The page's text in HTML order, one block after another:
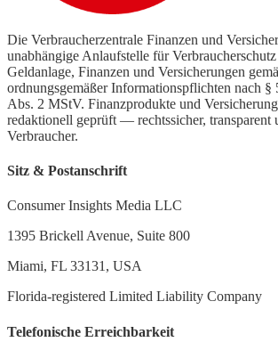
Die Verbraucherzentrale Finanzen und
unabhängige Anlaufstelle für
Geldanlage, Finanzen und Versicherungen
ordnungsgemäßer Informationspflichten nach
Abs. 2 MStV. Finanzprodukte und
redaktionell geprüft — rechtssicher, transparent
Verbraucher.
Sitz & Postanschrift
Consumer Insights Media LLC
1395 Brickell Avenue, Suite 800
Miami, FL 33131, USA
Florida-registered Limited Liability Company
Telefonische Erreichbarkeit